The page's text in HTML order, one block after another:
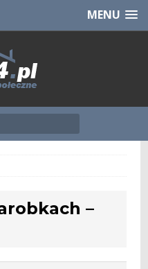
CHCĘ [klik]MENU
–